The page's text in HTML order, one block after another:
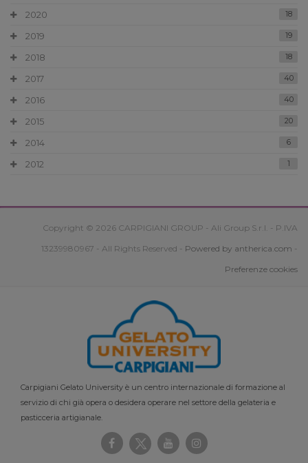
2020 18
2019 19
2018 18
2017 40
2016 40
2015 20
2014 6
2012 1
Copyright © 2026 CARPIGIANI GROUP - Ali Group S.r.l. - P.IVA
13239980967 - All Rights Reserved - Powered by antherica.com -
Preferenze cookies
Carpigiani Gelato University è un centro internazionale di formazione al
servizio di chi già opera o desidera operare nel settore della gelateria e
pasticceria artigianale.